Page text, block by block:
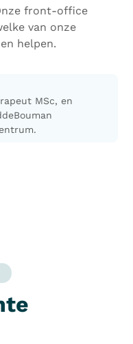
front-office
van onze
helpen.
MSc, en